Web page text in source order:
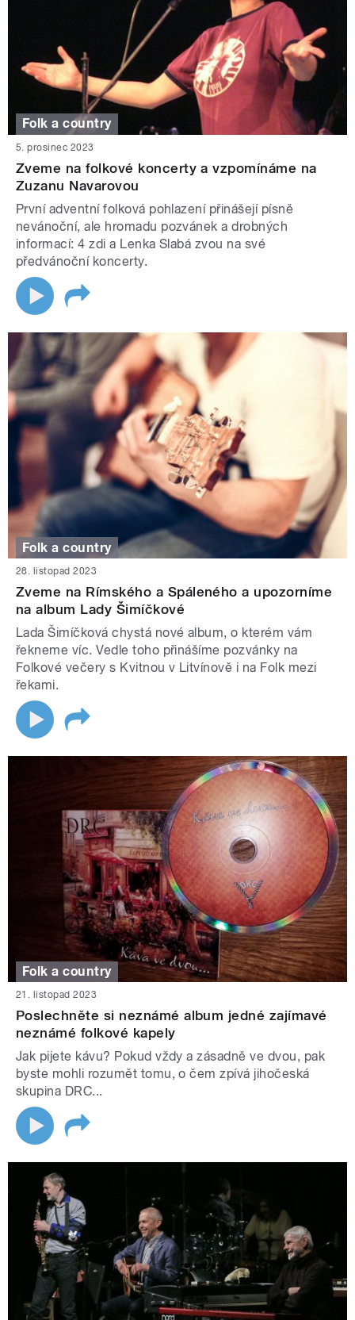
Folk a country
5. prosinec 2023
Zveme na folkové koncerty a vzpomínáme na
Zuzanu Navarovou
První adventní folková pohlazení přinášejí písně
nevánoční, ale hromadu pozvánek a drobných
informací: 4 zdi a Lenka Slabá zvou na své
předvánoční koncerty.
Folk a country
28. listopad 2023
Zveme na Rímského a Spáleného a upozorníme
na album Lady Šimíčkové
Lada Šimíčková chystá nové album, o kterém vám
řekneme víc. Vedle toho přinášíme pozvánky na
Folkové večery s Kvitnou v Litvínově i na Folk mezi
řekami.
Folk a country
21. listopad 2023
Poslechněte si neznámé album jedné zajímavé
neznámé folkové kapely
Jak pijete kávu? Pokud vždy a zásadně ve dvou, pak
byste mohli rozumět tomu, o čem zpívá jihočeská
skupina DRC...